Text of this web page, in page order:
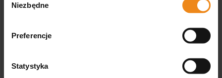
zgody
Niezbędne
Preferencje
Statystyka